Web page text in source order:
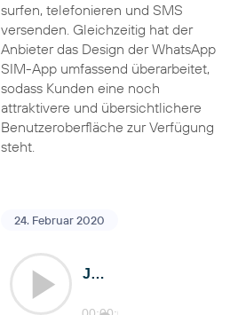
surfen, telefonieren und SMS
versenden. Gleichzeitig hat der
Anbieter das Design der WhatsApp
SIM-App umfassend überarbeitet,
sodass Kunden eine noch
attraktivere und übersichtlichere
Benutzeroberfläche zur Verfügung
steht.
24. Februar 2020